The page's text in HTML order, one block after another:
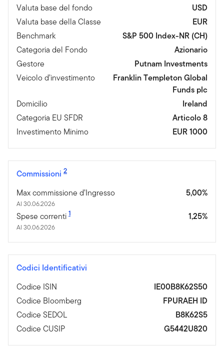
Valuta base del fondo
USD
Valuta base della Classe
EUR
Benchmark
S&P 500 Index-NR (CH)
Categoria del Fondo
Azionario
Gestore
Putnam Investments
Veicolo d’investimento
Franklin Templeton Global
Funds plc
Domicilio
Ireland
Categoria EU SFDR
Articolo 8
Investimento Minimo
EUR 1000
Commissioni 2
Max commissione d’Ingresso
Al 30.06.2026
5,00%
Spese correnti 1
Al 30.06.2026
1,25%
Codici Identificativi
Codice ISIN
IE00B8K62S50
Codice Bloomberg
FPURAEH ID
Codice SEDOL
B8K62S5
Codice CUSIP
G5442U820